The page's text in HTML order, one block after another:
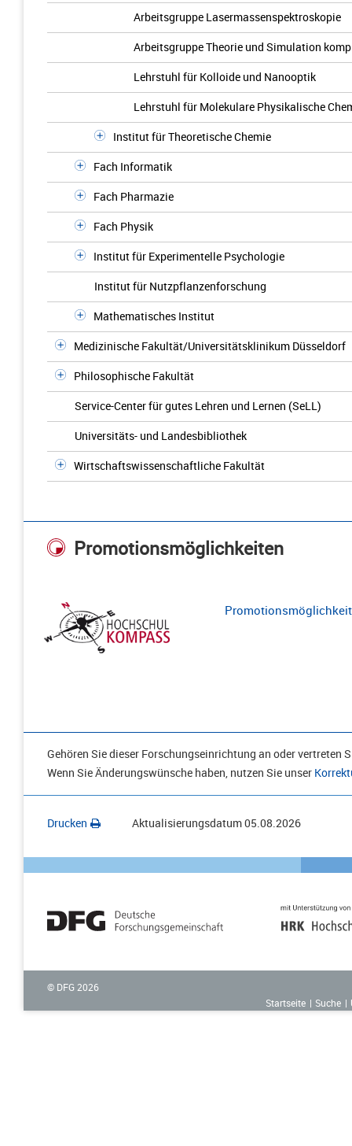
Arbeitsgruppe Lasermassenspektroskopie
Arbeitsgruppe Theorie und Simulation
Lehrstuhl für Kolloide und Nanooptik
Lehrstuhl für Molekulare Physikalische
Institut für Theoretische Chemie
Fach Informatik
Fach Pharmazie
Fach Physik
Institut für Experimentelle Psychologie
Institut für Nutzpflanzenforschung
Mathematisches Institut
Medizinische Fakultät/Universitätsklinikum Düsseldorf
Philosophische Fakultät
Service-Center für gutes Lehren und Lernen (SeLL)
Universitäts- und Landesbibliothek
Wirtschaftswissenschaftliche Fakultät
Promotionsmöglichkeiten
Gehören Sie dieser Forschungseinrichtung an oder vertreten
Wenn Sie Änderungswünsche haben, nutzen Sie unser
Drucken Aktualisierungsdatum05.08.2026
© DFG 2026
Startseite
Suche